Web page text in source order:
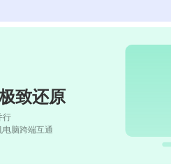
致还原
行
电脑跨端互通